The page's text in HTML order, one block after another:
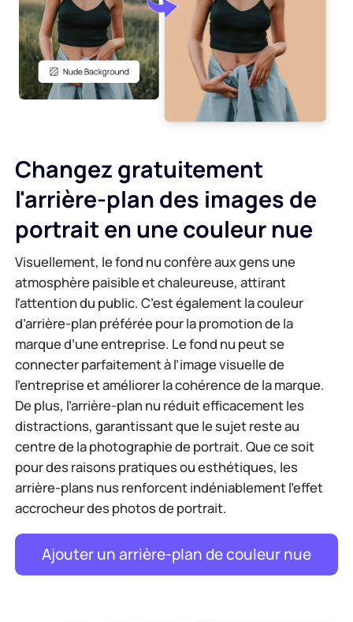
Générateur d'arrière-plan IA
Changeur d'arrière-plan en ligne
Droits d'auteur sur les images
Extension d'image AI
Optimiseur d'image sur Shopify
Éclaircisseur d'image
Compresser un PDF en ligne
Fusionner des fichiers PDF en ligne
Convertir un PDF en Word en ligne
Convertir un PDF en Excel en ligne
Convertir un PDF en PPT en ligne
PDF en JPG
Conversion de Word en JPG
Changez gratuitement
l'arrière-plan des images de
portrait en une couleur nue
Visuellement, le fond nu confère aux gens une
atmosphère paisible et chaleureuse, attirant
l'attention du public. C’est également la couleur
d’arrière-plan préférée pour la promotion de la
marque d’une entreprise. Le fond nu peut se
connecter parfaitement à l’image visuelle de
l’entreprise et améliorer la cohérence de la marque.
De plus, l’arrière-plan nu réduit efficacement les
distractions, garantissant que le sujet reste au
centre de la photographie de portrait. Que ce soit
pour des raisons pratiques ou esthétiques, les
arrière-plans nus renforcent indéniablement l’effet
accrocheur des photos de portrait.
Ajouter un arrière-plan de couleur nue